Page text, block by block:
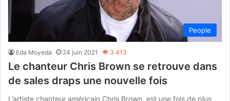
People
Eda Moyeda 24 juin 2021 3 413
Le chanteur Chris Brown se retrouve dans
de sales draps une nouvelle fois
L’artiste chanteur américain Chris Brown, est une fois de plus